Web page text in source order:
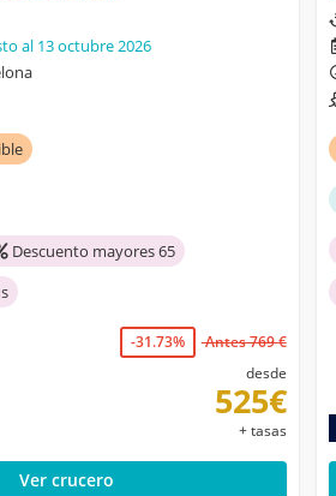
al 13 octubre 2026
Descuento mayores 65
-31.73%
Antes 769 €
desde
525€
+ tasas
Ver crucero